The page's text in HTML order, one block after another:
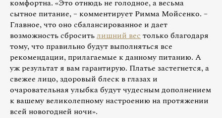
комфортна. «Это отнюдь не голодное, а весьма
сытное питание, – комментирует Римма Мойсенко. –
Главное, что оно сбалансированное и дает
возможность сброситьлишний вестолько благодаря
тому, что правильно будут выполняться все
рекомендации, прилагаемые к данному питанию. А
уж результат я вам гарантирую. Платье застегнется, а
свежее лицо, здоровый блеск в глазах и
очаровательная улыбка будут чудесным дополнением
к вашему великолепному настроению на протяжении
всей новогодней ночи».